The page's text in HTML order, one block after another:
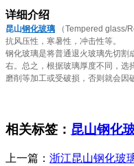
详细介绍
昆山钢化玻璃 （Tempered glass/
抗风压性，寒暑性，冲击性等。
钢化玻璃是将普通退火玻璃先切
右。总之，根据玻璃厚度不同，选
磨削等加工或受破损，否则就会因
相关标签： 昆山钢化
上一篇： 浙江昆山钢化玻